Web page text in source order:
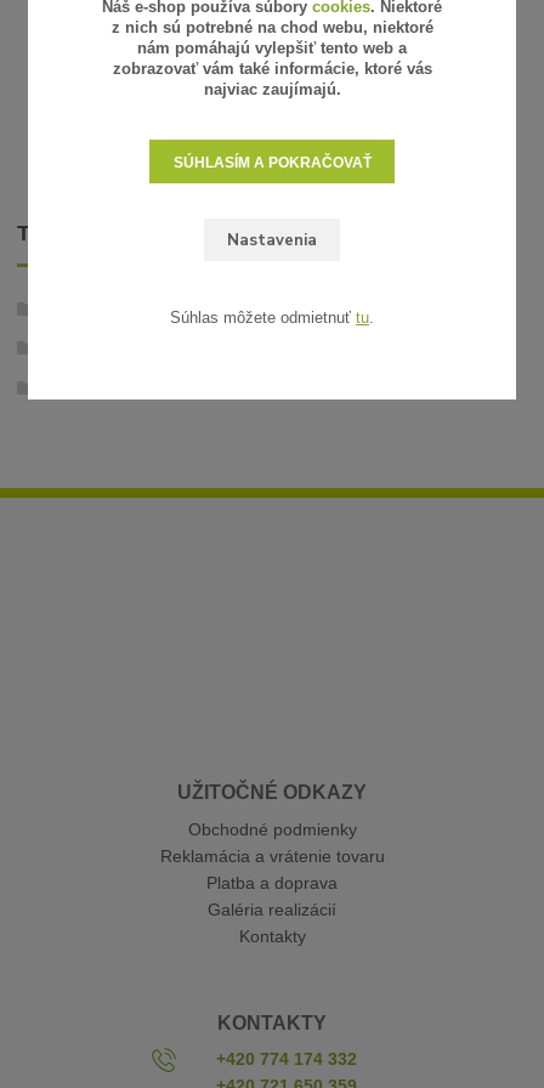
66,33 €bez DPH SKLADOM
PRIDAŤ DO KOŠÍKA
TOVAR ZARADENÝ V KATEGÓRIÁCH
UŽITOČNÉ ODKAZY
Obchodné podmienky
Reklamácia a vrátenie tovaru
Platba a doprava
Galéria realizácií
Kontakty
KONTAKTY
+420 774 174 332
Náš e-shop používa súbory cookies. Niektoré
z nich sú potrebné na chod webu, niektoré
nám pomáhajú vylepšiť tento web a
zobrazovať vám také informácie, ktoré vás
najviac zaujímajú.
Nastavenia
SÚHLASÍM A POKRAČOVAŤ
Súhlas môžete odmietnuť tu